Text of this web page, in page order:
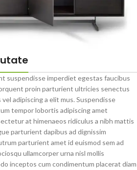
suspendisse imperdiet egestas faucibus
proin parturient ultricies senectus
adipiscing a elit mus. Suspendisse
tempor lobortis adipiscing amet
at himenaeos ridiculus a nibh mattis
parturient dapibus ad dignissim
parturient amet id euismod sem ad
ullamcorper urna nisl mollis
inceptos cum condimentum placerat diam